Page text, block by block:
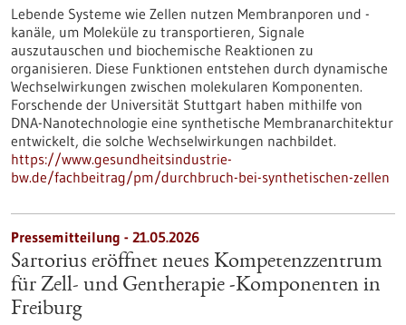
Lebende Systeme wie Zellen nutzen Membranporen und -
kanäle, um Moleküle zu transportieren, Signale
auszutauschen und biochemische Reaktionen zu
organisieren. Diese Funktionen entstehen durch dynamische
Wechselwirkungen zwischen molekularen Komponenten.
Forschende der Universität Stuttgart haben mithilfe von
DNA-Nanotechnologie eine synthetische Membranarchitektur
entwickelt, die solche Wechselwirkungen nachbildet.
https://www.gesundheitsindustrie-
bw.de/fachbeitrag/pm/durchbruch-bei-synthetischen-zellen
Pressemitteilung - 21.05.2026
Sartorius eröffnet neues Kompetenzzentrum
für Zell- und Gentherapie ‑Komponenten in
Freiburg